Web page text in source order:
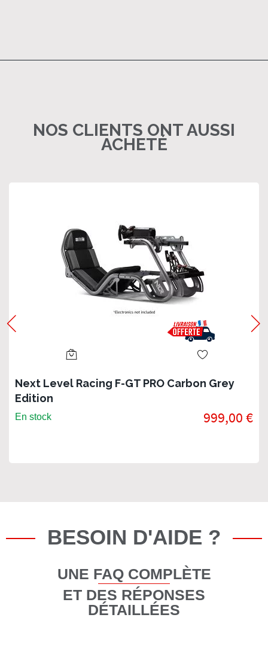
NOS CLIENTS ONT AUSSI
ACHETÉ
Next Level Racing F-GT PRO Carbon Grey
Edition
En stock 999,00 €
BESOIN D'AIDE ?
UNE FAQ COMPLÈTE
ET DES RÉPONSES
DÉTAILLÉES